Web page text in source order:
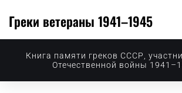
Греки ветераны 1941–1945
Книга памяти греков СССР,
Отечественной войны